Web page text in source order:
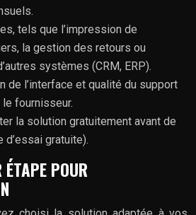
tels que l’impression de
la gestion des retours ou
systèmes (CRM, ERP).
de l’interface et qualité du support
fournisseur.
la solution gratuitement avant de
d’essai gratuite).
ÉTAPE POUR